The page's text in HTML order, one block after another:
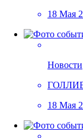
18 Мая
Новости
18 Мая